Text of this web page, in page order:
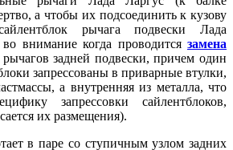
а чтобы их подсоединить к кузову
рычага подвески Лада
внимание когда проводится замена
рычагов задней подвески, причем один
запрессованы в приварные втулки,
а внутренняя из металла, что
запрессовки сайлентблоков,
их размещения).
в паре со ступичным узлом задних